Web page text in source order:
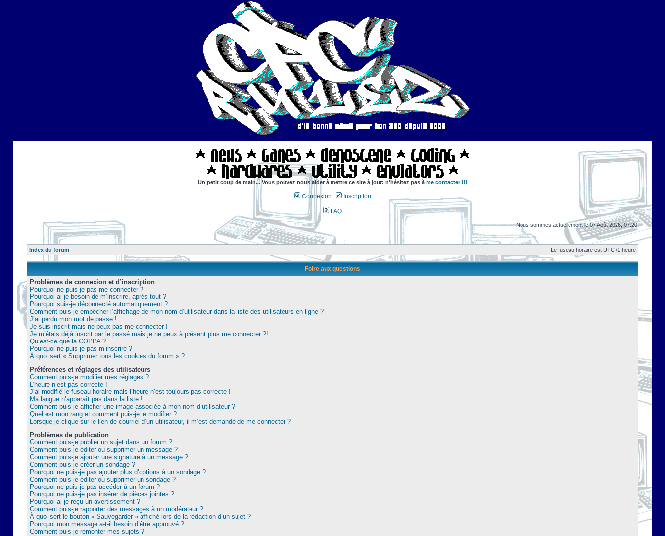
Un petit coup de main... Vous pouvez nous aider à mettre ce site à jour: n'hésitez pas à me contacter !!!
Connexion Inscription
FAQ
Nous sommes actuellement le 07 Août 2026, 07:20
Index du forum Le fuseau horaire est UTC+1 heure
Foire aux questions
Problèmes de connexion et d’inscription
Pourquoi ne puis-je pas me connecter ?
Pourquoi ai-je besoin de m’inscrire, après tout ?
Pourquoi suis-je déconnecté automatiquement ?
Comment puis-je empêcher l’affichage de mon nom d’utilisateur dans la liste des utilisateurs en ligne ?
J’ai perdu mon mot de passe !
Je suis inscrit mais ne peux pas me connecter !
Je m’étais déjà inscrit par le passé mais je ne peux à présent plus me connecter ?!
Qu’est-ce que la COPPA ?
Pourquoi ne puis-je pas m’inscrire ?
À quoi sert « Supprimer tous les cookies du forum » ?
Préférences et réglages des utilisateurs
Comment puis-je modifier mes réglages ?
L’heure n’est pas correcte !
J’ai modifié le fuseau horaire mais l’heure n’est toujours pas correcte !
Ma langue n’apparaît pas dans la liste !
Comment puis-je afficher une image associée à mon nom d’utilisateur ?
Quel est mon rang et comment puis-je le modifier ?
Lorsque je clique sur le lien de courriel d’un utilisateur, il m’est demandé de me connecter ?
Problèmes de publication
Comment puis-je publier un sujet dans un forum ?
Comment puis-je éditer ou supprimer un message ?
Comment puis-je ajouter une signature à un message ?
Comment puis-je créer un sondage ?
Pourquoi ne puis-je pas ajouter plus d’options à un sondage ?
Comment puis-je éditer ou supprimer un sondage ?
Pourquoi ne puis-je pas accéder à un forum ?
Pourquoi ne puis-je pas insérer de pièces jointes ?
Pourquoi ai-je reçu un avertissement ?
Comment puis-je rapporter des messages à un modérateur ?
À quoi sert le bouton « Sauvegarder » affiché lors de la rédaction d’un sujet ?
Pourquoi mon message a-t-il besoin d’être approuvé ?
Comment puis-je remonter mes sujets ?